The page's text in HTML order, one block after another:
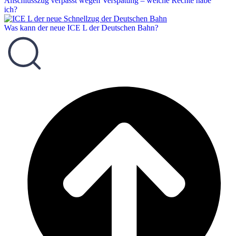
ich?
Was kann der neue ICE L der Deutschen Bahn?